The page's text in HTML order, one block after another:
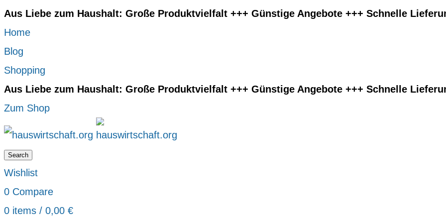
Aus Liebe zum Haushalt: Große Produktvielfalt +++ Günstige Angebote +++ Schnelle
Home
Blog
Shopping
Aus Liebe zum Haushalt: Große Produktvielfalt +++ Günstige Angebote +++ Schnelle
Zum Shop
Search
Wishlist
0 Compare
0 items / 0,00 €